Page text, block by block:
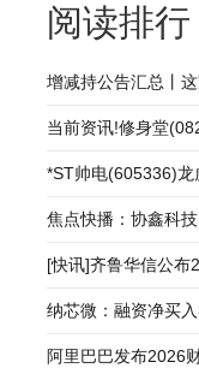
阅读排行
增减持公告汇总丨
元增持公司股份_每
当前资讯!修身堂
香港的物业
*ST帅电(605336)
焦点快播：协鑫科
8678.80万股，耗
[快讯]齐鲁华信公布
纳芯微：融资净买
亿元 新视野
阿里巴巴发布2026